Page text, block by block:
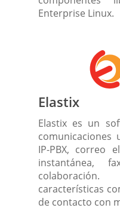
Enterprise Linux.
Elastix
Elastix es un
comunicaciones
IP-PBX, correo
instantánea,
características
de contacto con